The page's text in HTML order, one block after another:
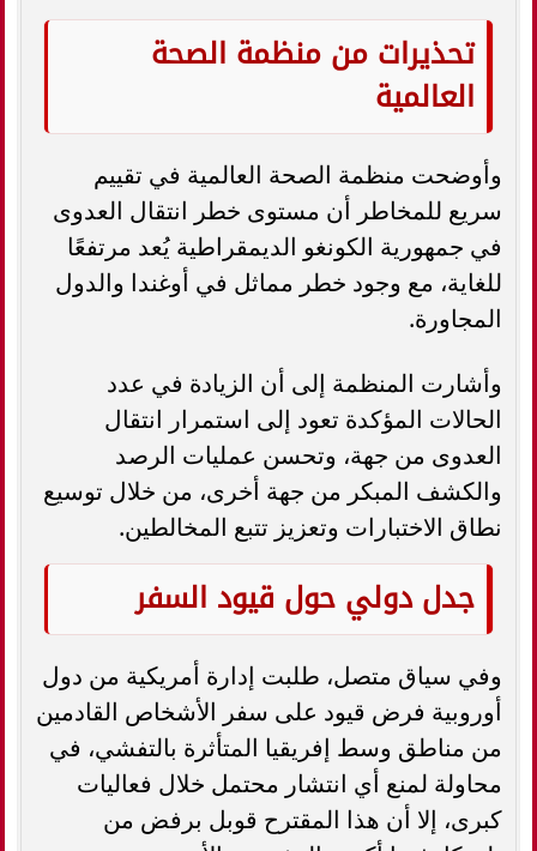
تحذيرات من منظمة الصحة
العالمية
وأوضحت منظمة الصحة العالمية في تقييم
سريع للمخاطر أن مستوى خطر انتقال العدوى
في جمهورية الكونغو الديمقراطية يُعد مرتفعًا
للغاية، مع وجود خطر مماثل في أوغندا والدول
المجاورة.
وأشارت المنظمة إلى أن الزيادة في عدد
الحالات المؤكدة تعود إلى استمرار انتقال
العدوى من جهة، وتحسن عمليات الرصد
والكشف المبكر من جهة أخرى، من خلال توسيع
نطاق الاختبارات وتعزيز تتبع المخالطين.
جدل دولي حول قيود السفر
وفي سياق متصل، طلبت إدارة أمريكية من دول
أوروبية فرض قيود على سفر الأشخاص القادمين
من مناطق وسط إفريقيا المتأثرة بالتفشي، في
محاولة لمنع أي انتشار محتمل خلال فعاليات
كبرى، إلا أن هذا المقترح قوبل برفض من